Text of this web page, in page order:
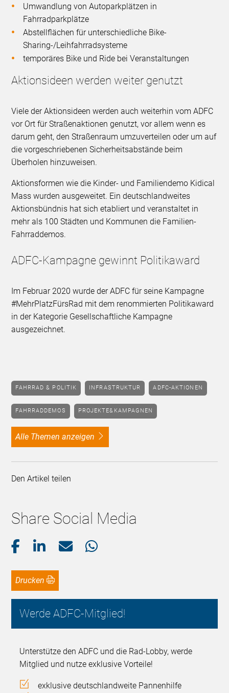
Umwandlung von Autoparkplätzen in
Fahrradparkplätze
Abstellflächen für unterschiedliche Bike-
Sharing-/Leihfahrradsysteme
temporäres Bike und Ride bei Veranstaltungen
Aktionsideen werden weiter genutzt
Viele der Aktionsideen werden auch weiterhin vom ADFC
vor Ort für Straßenaktionen genutzt, vor allem wenn es
darum geht, den Straßenraum umzuverteilen oder um auf
die vorgeschriebenen Sicherheitsabstände beim
Überholen hinzuweisen.
Aktionsformen wie die Kinder- und Familiendemo Kidical
Mass wurden ausgeweitet. Ein deutschlandweites
Aktionsbündnis hat sich etabliert und veranstaltet in
mehr als 100 Städten und Kommunen die Familien-
Fahrraddemos.
ADFC-Kampagne gewinnt Politikaward
Im Februar 2020 wurde der ADFC für seine Kampagne
#MehrPlatzFürsRad mit dem renommierten Politikaward
in der Kategorie Gesellschaftliche Kampagne
ausgezeichnet.
FAHRRAD & POLITIK INFRASTRUKTUR ADFC-AKTIONEN
FAHRRADDEMOS PROJEKTE&KAMPAGNEN
alle Themen anzeigen
Den Artikel teilen
Share Social Media
Drucken
Werde ADFC-Mitglied!
Unterstütze den ADFC und die Rad-Lobby, werde
Mitglied und nutze exklusive Vorteile!
exklusive deutschlandweite Pannenhilfe